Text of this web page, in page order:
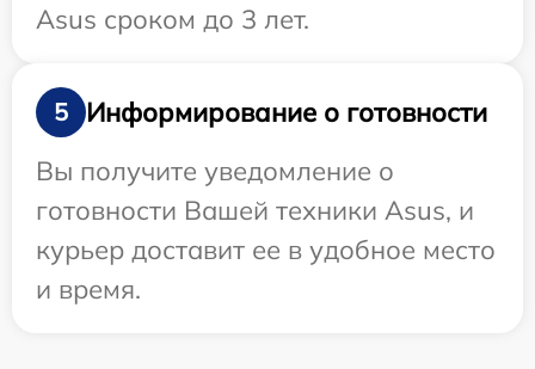
Asus сроком до 3 лет.
5
Информирование о готовности
Вы получите уведомление о
готовности Вашей техники Asus, и
курьер доставит ее в удобное место
и время.